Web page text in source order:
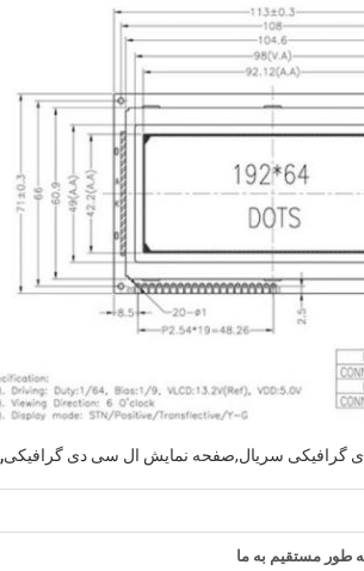
گرافیکی سریال,صفحه نمایش ال سی دی گرافیکی,
طور مستقیم به ما